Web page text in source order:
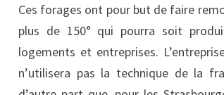
Ces forages ont pour but de faire
plus de 150° qui pourra soit
logements et entreprises.
n’utilisera pas la technique de la